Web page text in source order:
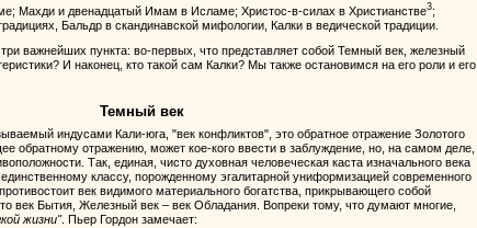
Махди и двенадцатый Имам в Исламе; Христос-в-силах в Христианстве3;
Бальдр в скандинавской мифологии, Калки в ведической традиции.
важнейших пункта: во-первых, что представляет собой Темный век, железный
И наконец, кто такой сам Калки? Мы также остановимся на его роли и его
Темный век
индусами Кали-юга, "век конфликтов", это обратное отражение Золотого
обратному отражению, может кое-кого ввести в заблуждение, но, на самом деле,
Так, единая, чисто духовная человеческая каста изначального века
классу, порожденному эгалитарной униформизацией современного
век видимого материального богатства, прикрывающего собой
век Бытия, Железный век – век Обладания. Вопреки тому, что думают многие,
жизни". Пьер Гордон замечает: